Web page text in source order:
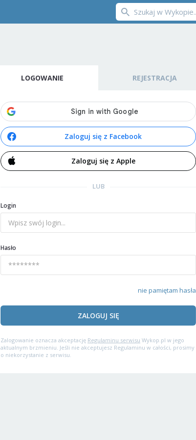
LOGOWANIE REJESTRACJA
Zaloguj się z Facebook
Zaloguj się z Apple
LUB
Login
Hasło
nie pamiętam hasła
ZALOGUJ SIĘ
Zalogowanie oznacza akceptację Regulaminu serwisu Wykop.pl w jego
aktualnym brzmieniu. Jeśli nie akceptujesz Regulaminu w całości, prosimy
o niekorzystanie z serwisu.